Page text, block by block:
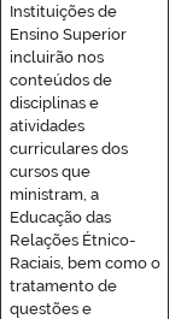
Instituições de
Ensino Superior
incluirão nos
conteúdos de
disciplinas e
atividades
curriculares dos
cursos que
ministram, a
Educação das
Relações Étnico-
Raciais, bem como o
tratamento de
questões e